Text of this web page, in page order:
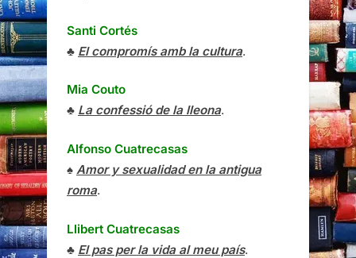
Santi Cortés
♣ El compromís amb la cultura.
Mia Couto
♣ La confessió de la lleona.
Alfonso Cuatrecasas
♠ Amor y sexualidad en la antigua
roma.
Llibert Cuatrecasas
♣ El pas per la vida al meu país.